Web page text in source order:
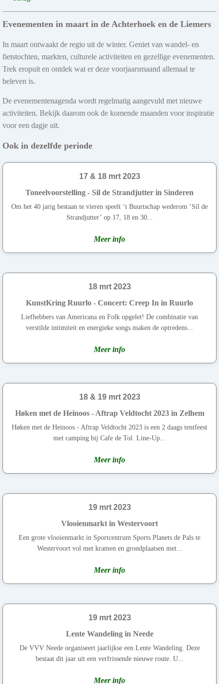
Evenementen in maart in de Achterhoek en de Liemers
In maart ontwaakt de regio uit de winter. Geniet van wandel- en
fietstochten, markten, culturele activiteiten en gezellige evenementen.
Trek eropuit en ontdek wat er deze voorjaarsmaand allemaal te
beleven is.
De evenementenagenda wordt regelmatig aangevuld met nieuwe
activiteiten. Bekijk daarom ook de komende maanden voor inspiratie
voor een dagje uit.
Ook in dezelfde periode
17 & 18 mrt 2023
Toneelvoorstelling - Sil de Strandjutter in Sinderen
Om het 40 jarig bestaan te vieren speelt ‘t Buurtschap wederom ‘Sil de
Strandjutter’ op 17, 18 en 30...
Meer info
18 mrt 2023
KunstKring Ruurlo - Concert: Creep In in Ruurlo
Liefhebbers van Americana en Folk opgelet! De combinatie van
verstilde intimiteit en energieke songs maken de optredens...
Meer info
18 & 19 mrt 2023
Høken met de Heinoos - Aftrap Veldtocht 2023 in Zelhem
Høken met de Heinoos - Aftrap Veldtocht 2023 is een 2 daags tentfeest
met camping bij Cafe de Tol. Line-Up...
Meer info
19 mrt 2023
Vlooienmarkt in Westervoort
Een grote vlooienmarkt in Sportcentrum Sports Planets de Pals te
Westervoort vol met kramen en grondplaatsen met...
Meer info
19 mrt 2023
Lente Wandeling in Neede
De VVV Neede organiseert jaarlijkse een Lente Wandeling. Deze
bestaat dit jaar uit een verfrissende nieuwe route. U...
Meer info